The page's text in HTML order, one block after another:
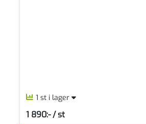
1 st i lager
1 890:- / st
SEK per ST